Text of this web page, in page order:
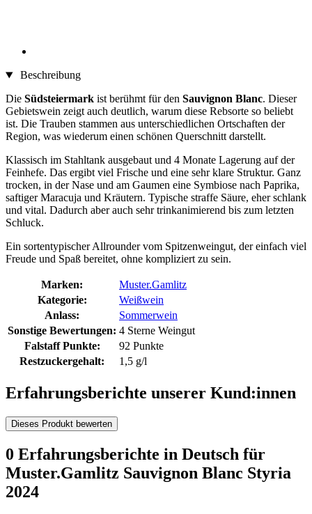
Beschreibung
Die Südsteiermark ist berühmt für den Sauvignon Blanc. Dieser
Gebietswein zeigt auch deutlich, warum diese Rebsorte so beliebt
ist. Die Trauben stammen aus unterschiedlichen Ortschaften der
Region, was wiederum einen schönen Querschnitt darstellt.
Klassisch im Stahltank ausgebaut und 4 Monate Lagerung auf der
Feinhefe. Das ergibt viel Frische und eine sehr klare Struktur. Ganz
trocken, in der Nase und am Gaumen eine Symbiose nach Paprika,
saftiger Maracuja und Kräutern. Typische straffe Säure, eher schlank
und vital. Dadurch aber auch sehr trinkanimierend bis zum letzten
Schluck.
Ein sortentypischer Allrounder vom Spitzenweingut, der einfach viel
Freude und Spaß bereitet, ohne kompliziert zu sein.
Marken:
Muster.Gamlitz
Kategorie:
Weißwein
Anlass:
Sommerwein
Sonstige Bewertungen: 4 Sterne Weingut
Falstaff Punkte:
92 Punkte
Restzuckergehalt:
1,5 g/l
Erfahrungsberichte unserer Kund:innen
Dieses Produkt bewerten
0 Erfahrungsberichte in Deutsch für
Muster.Gamlitz Sauvignon Blanc Styria
2024